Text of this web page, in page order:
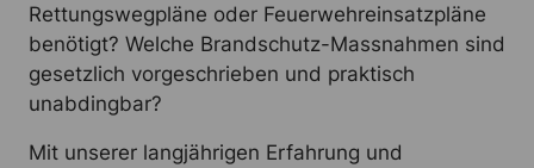
Rettungswegpläne oder Feuerwehreinsatzpläne
benötigt? Welche Brandschutz-Massnahmen sind
gesetzlich vorgeschrieben und praktisch
unabdingbar?
Mit unserer langjährigen Erfahrung und